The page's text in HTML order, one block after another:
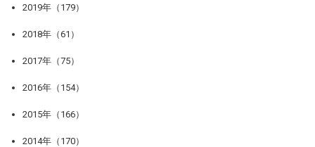
2019年（179）
2018年（61）
2017年（75）
2016年（154）
2015年（166）
2014年（170）